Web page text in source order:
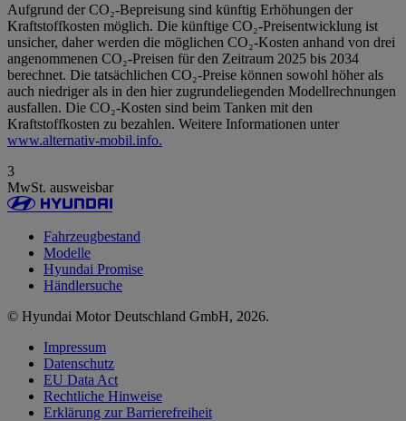
Aufgrund der CO₂-Bepreisung sind künftig Erhöhungen der
Kraftstoffkosten möglich. Die künftige CO₂-Preisentwicklung ist
unsicher, daher werden die möglichen CO₂-Kosten anhand von drei
angenommenen CO₂-Preisen für den Zeitraum 2025 bis 2034
berechnet. Die tatsächlichen CO₂-Preise können sowohl höher als
auch niedriger als in den hier zugrundeliegenden Modellrechnungen
ausfallen. Die CO₂-Kosten sind beim Tanken mit den
Kraftstoffkosten zu bezahlen. Weitere Informationen unter
www.alternativ-mobil.info.
3
MwSt. ausweisbar
Fahrzeugbestand
Modelle
Hyundai Promise
Händlersuche
© Hyundai Motor Deutschland GmbH, 2026.
Impressum
Datenschutz
EU Data Act
Rechtliche Hinweise
Erklärung zur Barrierefreiheit